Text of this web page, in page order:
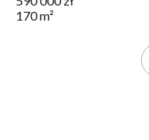
170 m²